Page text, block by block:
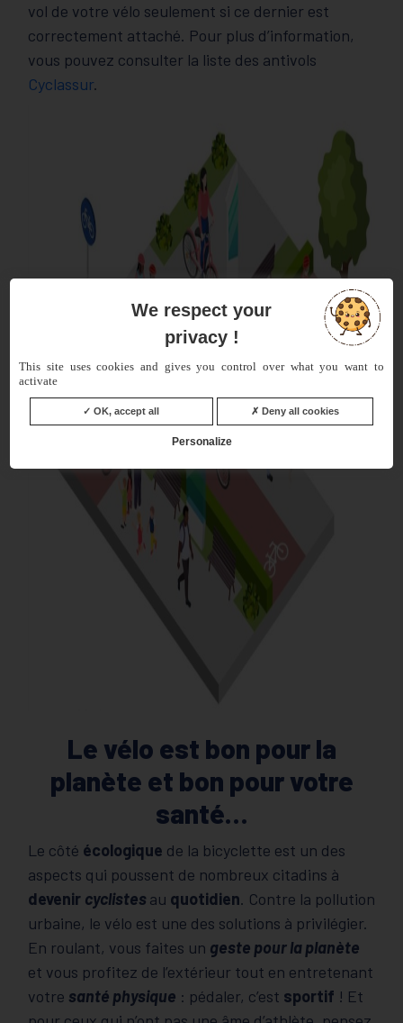
vol de votre vélo seulement si ce dernier est
correctement attaché. Pour plus d’information,
vous pouvez consulter la liste des antivols
Cyclassur.
Le vélo est bon pour la
planète et bon pour votre
santé…
Le côté écologique de la bicyclette est un des
aspects qui poussent de nombreux citadins à
devenir cyclistes au quotidien. Contre la pollution
urbaine, le vélo est une des solutions à privilégier.
En roulant, vous faites un geste pour la planète
et vous profitez de l’extérieur tout en entretenant
votre santé physique : pédaler, c’est sportif ! Et
We respect your
privacy !
This site uses cookies and gives you control over what you want to
activate
OK, accept all Deny all cookies
Personalize